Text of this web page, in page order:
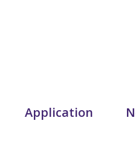
Application